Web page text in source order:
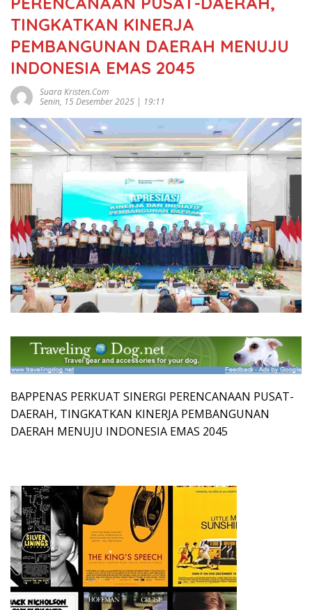
TINGKATKAN KINERJA
PEMBANGUNAN DAERAH MENUJU
INDONESIA EMAS 2045
Suara Kristen.com
Senin, 15 Desember 2025 | 19:11
BAPPENAS PERKUAT SINERGI PERENCANAAN PUSAT-
DAERAH, TINGKATKAN KINERJA PEMBANGUNAN
DAERAH MENUJU INDONESIA EMAS 2045